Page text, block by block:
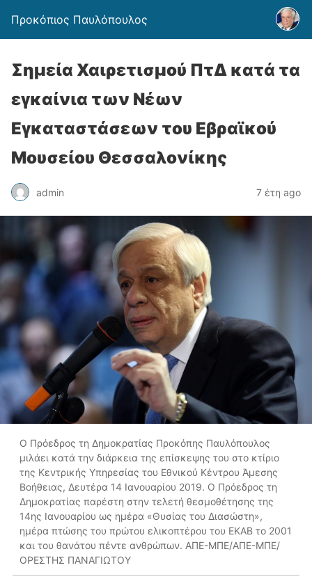
Προκόπιος Παυλόπουλος
Σημεία Χαιρετισμού ΠτΔ κατά τα
εγκαίνια των Νέων
Εγκαταστάσεων του Εβραϊκού
Μουσείου Θεσσαλονίκης
admin 7 έτη ago
Ο Πρόεδρος τη Δημοκρατίας Προκόπης Παυλόπουλος
μιλάει κατά την διάρκεια της επίσκεψης του στο κτίριο
της Κεντρικής Υπηρεσίας του Εθνικού Κέντρου Άμεσης
Βοήθειας, Δευτέρα 14 Ιανουαρίου 2019. Ο Πρόεδρος τη
Δημοκρατίας παρέστη στην τελετή θεσμοθέτησης της
14ης Ιανουαρίου ως ημέρα «Θυσίας του Διασώστη»,
ημέρα πτώσης του πρώτου ελικοπτέρου του ΕΚΑΒ το 2001
και του θανάτου πέντε ανθρώπων. ΑΠΕ-ΜΠΕ/ΑΠΕ-ΜΠΕ/
ΟΡΕΣΤΗΣ ΠΑΝΑΓΙΩΤΟΥ